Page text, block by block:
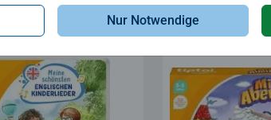
Nur Notwendige